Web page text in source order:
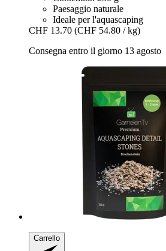
Paesaggio naturale
Ideale per l'aquascaping
CHF 13.70 (CHF 54.80 / kg)
Consegna entro il giorno 13 agosto
Carrello